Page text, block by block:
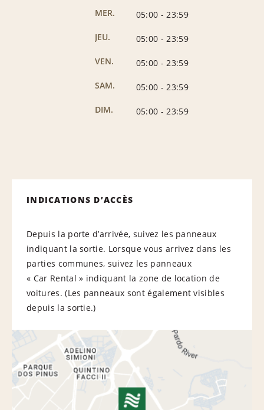
MER.
05:00 - 23:59
JEU.
05:00 - 23:59
VEN.
05:00 - 23:59
SAM.
05:00 - 23:59
DIM.
05:00 - 23:59
INDICATIONS D’ACCÈS
Depuis la porte d’arrivée, suivez les panneaux
indiquant la sortie. Lorsque vous arrivez dans les
parties communes, suivez les panneaux
« Car Rental » indiquant la zone de location de
voitures. (Les panneaux sont également visibles
depuis la sortie.)